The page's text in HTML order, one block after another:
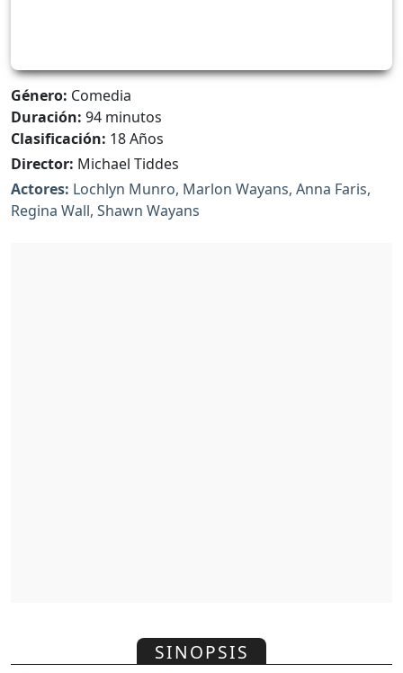
Género: Comedia
Duración: 94 minutos
Clasificación: 18 Años
Director: Michael Tiddes
Actores: Lochlyn Munro, Marlon Wayans, Anna Faris,
Regina Wall, Shawn Wayans
SINOPSIS